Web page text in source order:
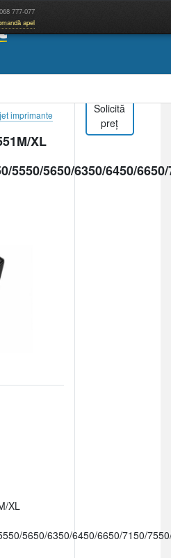
068 777-077
apel
imprimante
XL
5550/5650/6350/6450/
XL
5650/6350/6450/6650/7150/
Solicită
preț